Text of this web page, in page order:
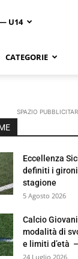
U14
CATEGORIE
SPAZIO
Eccellenza
definiti i
stagione
5 Agosto 2026
Calcio
modalità di
e limiti d’età
24 Luglio 2026